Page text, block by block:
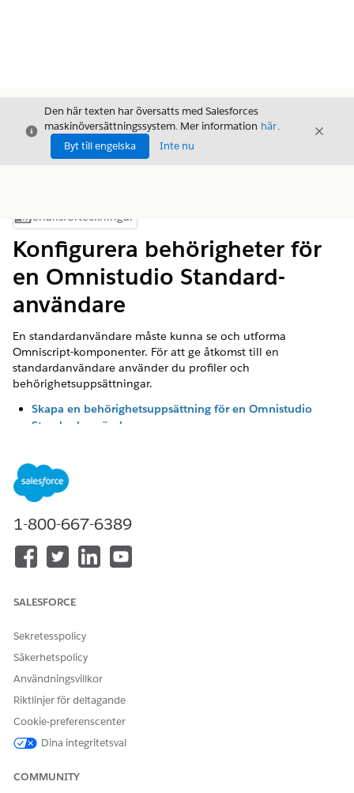
Stäng
Den här texten har översatts med Salesforces
maskinöversättningssystem. Mer information här.
Byt till engelska
Inte nu
Stäng
Visa innehållsförteckning
Innehållsförteckningar
Konfigurera behörigheter för
en Omnistudio Standard-
användare
En standardanvändare måste kunna se och utforma
Omniscript-komponenter. För att ge åtkomst till en
standardanvändare använder du profiler och
behörighetsuppsättningar.
Skapa en behörighetsuppsättning för en Omnistudio
Standard-användare
Skapa en profil för en Omnistudio Standard-användare
Beroende på hur du konfigurerar roller och delningsregler
kan din Omnistudio-användare komma åt specifika
funktioner som är begränsade. Vi rekommenderar att
endast användare med Omnistudio-licensen har åtkomst
till designers och utför åtgärder som att bygga
användare tilldelad till Omnistudio-licensen, skapa en
LÖSTE DENNA ARTIKEL DITT PROBLEM?
1-800-667-6389
SALESFORCE
Sekretesspolicy
Säkerhetspolicy
Användningsvillkor
Riktlinjer för deltagande
Cookie-preferenscenter
Dina integritetsval
COMMUNITY